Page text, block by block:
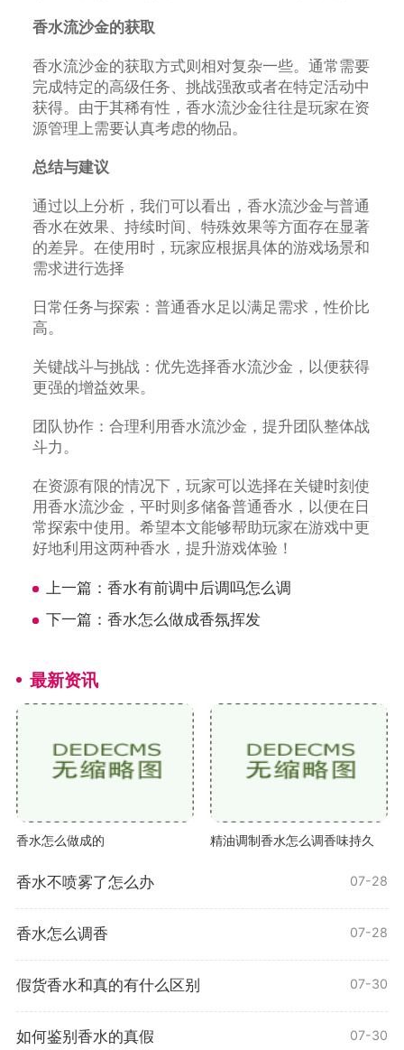
香水流沙金的获取
香水流沙金的获取方式则相对复杂一些。通常需要
完成特定的高级任务、挑战强敌或者在特定活动中
获得。由于其稀有性，香水流沙金往往是玩家在资
源管理上需要认真考虑的物品。
总结与建议
通过以上分析，我们可以看出，香水流沙金与普通
香水在效果、持续时间、特殊效果等方面存在显著
的差异。在使用时，玩家应根据具体的游戏场景和
需求进行选择
日常任务与探索：普通香水足以满足需求，性价比
高。
关键战斗与挑战：优先选择香水流沙金，以便获得
更强的增益效果。
团队协作：合理利用香水流沙金，提升团队整体战
斗力。
在资源有限的情况下，玩家可以选择在关键时刻使
用香水流沙金，平时则多储备普通香水，以便在日
常探索中使用。希望本文能够帮助玩家在游戏中更
好地利用这两种香水，提升游戏体验！
上一篇： 香水有前调中后调吗怎么调
下一篇： 香水怎么做成香氛挥发
最新资讯
香水怎么做成的 精油调制香水怎么调香味持久
香水不喷雾了怎么办 07-28
香水怎么调香 07-28
假货香水和真的有什么区别 07-30
如何鉴别香水的真假 07-30